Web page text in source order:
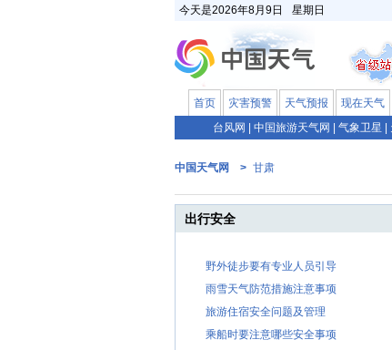
今天是2026年8月9日 星期日
首页 灾害预警 天气预报 现在天气
台风网
中国旅游天气网 气象卫星
中国天气网 > 甘肃
出行安全
野外徒步要有专业人员引导
雨雪天气防范措施注意事项
旅游住宿安全问题及管理
乘船时要注意哪些安全事项